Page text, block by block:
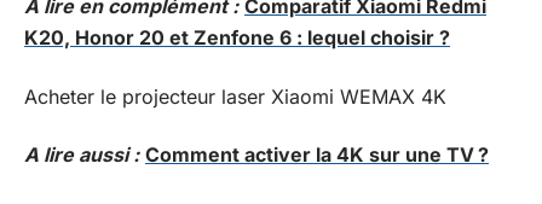
A lire en complément : Comparatif Xiaomi Redmi
K20, Honor 20 et Zenfone 6 : lequel choisir ?
Acheter le projecteur laser Xiaomi WEMAX 4K
A lire aussi : Comment activer la 4K sur une TV ?